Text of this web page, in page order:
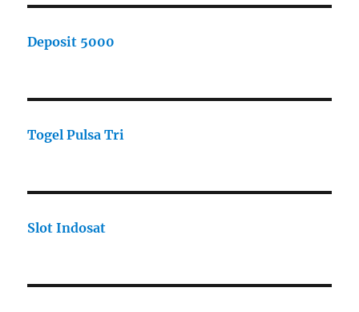
Deposit 5000
Togel Pulsa Tri
Slot Indosat